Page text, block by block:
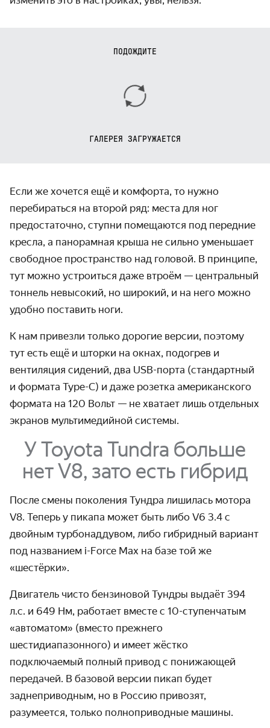
ПОДОЖДИТЕ
ГАЛЕРЕЯ ЗАГРУЖАЕТСЯ
Если же хочется ещё и комфорта, то нужно
перебираться на второй ряд: места для ног
предостаточно, ступни помещаются под передние
кресла, а панорамная крыша не сильно уменьшает
свободное пространство над головой. В принципе,
тут можно устроиться даже втроём — центральный
тоннель невысокий, но широкий, и на него можно
удобно поставить ноги.
К нам привезли только дорогие версии, поэтому
тут есть ещё и шторки на окнах, подогрев и
вентиляция сидений, два USB-порта (стандартный
и формата Type-C) и даже розетка американского
формата на 120 Вольт — не хватает лишь отдельных
экранов мультимедийной системы.
У Toyota Tundra больше
нет V8, зато есть гибрид
После смены поколения Тундра лишилась мотора
V8. Теперь у пикапа может быть либо V6 3.4 с
двойным турбонаддувом, либо гибридный вариант
под названием i-Force Max на базе той же
«шестёрки».
Двигатель чисто бензиновой Тундры выдаёт 394
л.с. и 649 Нм, работает вместе с 10-ступенчатым
«автоматом» (вместо прежнего
шестидиапазонного) и имеет жёстко
подключаемый полный привод с понижающей
передачей. В базовой версии пикап будет
заднеприводным, но в Россию привозят,
разумеется, только полноприводные машины.